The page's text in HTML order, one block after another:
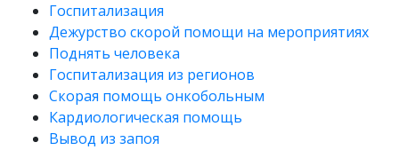
Госпитализация
Дежурство скорой помощи на мероприятиях
Поднять человека
Госпитализация из регионов
Скорая помощь онкобольным
Кардиологическая помощь
Вывод из запоя